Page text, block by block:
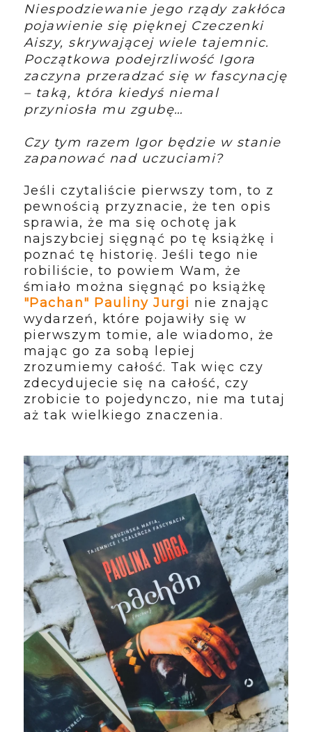
Niespodziewanie jego rządy zakłóca
pojawienie się pięknej Czeczenki
Aiszy, skrywającej wiele tajemnic.
Początkowa podejrzliwość Igora
zaczyna przeradzać się w fascynację
– taką, która kiedyś niemal
przyniosła mu zgubę…
Czy tym razem Igor będzie w stanie
zapanować nad uczuciami?
Jeśli czytaliście pierwszy tom, to z
pewnością przyznacie, że ten opis
sprawia, że ma się ochotę jak
najszybciej sięgnąć po tę książkę i
poznać tę historię. Jeśli tego nie
robiliście, to powiem Wam, że
śmiało można sięgnąć po książkę
"Pachan" Pauliny Jurgi nie znając
wydarzeń, które pojawiły się w
pierwszym tomie, ale wiadomo, że
mając go za sobą lepiej
zrozumiemy całość. Tak więc czy
zdecydujecie się na całość, czy
zrobicie to pojedynczo, nie ma tutaj
aż tak wielkiego znaczenia.